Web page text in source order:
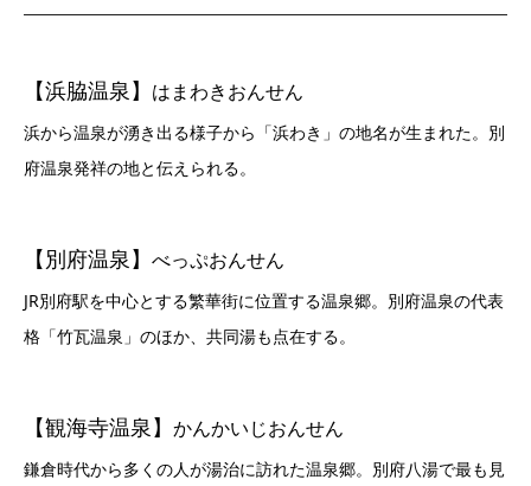
【浜脇温泉】 はまわきおんせん
浜から温泉が湧き出る様子から「浜わき」の地名が生まれた。別
府温泉発祥の地と伝えられる。
【別府温泉】 べっぷおんせん
JR別府駅を中心とする繁華街に位置する温泉郷。別府温泉の代表
格「竹瓦温泉」のほか、共同湯も点在する。
【観海寺温泉】 かんかいじおんせん
鎌倉時代から多くの人が湯治に訪れた温泉郷。別府八湯で最も見